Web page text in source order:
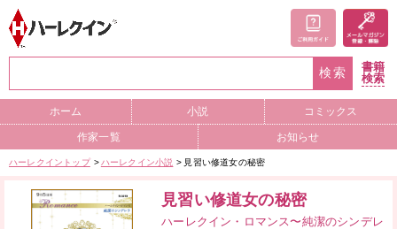
検索
書籍
検索
ホーム 小説 コミックス
作家一覧 お知らせ
ハーレクイントップ ハーレクイン小説 見習い修道女の秘密
見習い修道女の秘密
ハーレクイン・ロマンス〜純潔のシンデレ